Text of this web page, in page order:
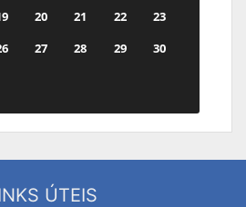
20 21 22
23
27 28 29
30
ÚTEIS